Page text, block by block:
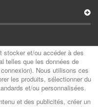
stocker et/ou accéder à des
telles que les données de
Nous utilisons ces
les produits, sélectionner du
et/ou personnalisées.
et des publicités, créer un